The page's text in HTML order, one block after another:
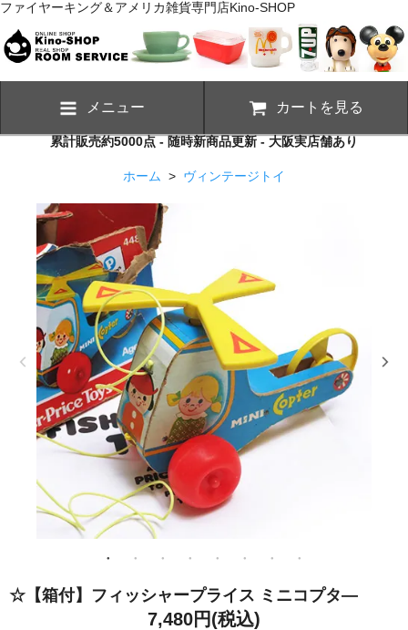
ファイヤーキング＆アメリカ雑貨専門店Kino-SHOP
メニュー カートを見る
累計販売約5000点 - 随時新商品更新 - 大阪実店舗あり
ホーム > ヴィンテージトイ
☆【箱付】フィッシャープライス ミニコプタ―
7,480円(税込)